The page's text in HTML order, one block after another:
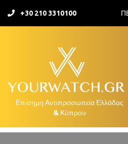
+30 210 3310100